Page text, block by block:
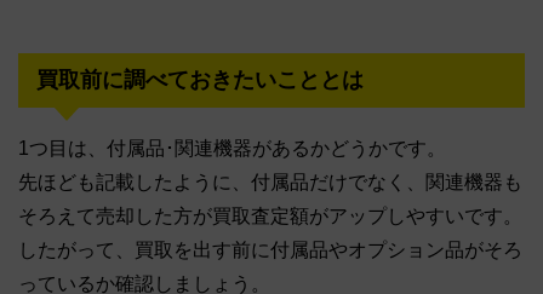
買取前に調べておきたいこととは
1つ目は、付属品･関連機器があるかどうかです。
先ほども記載したように、付属品だけでなく、関連機器も
そろえて売却した方が買取査定額がアップしやすいです。
したがって、買取を出す前に付属品やオプション品がそろ
っているか確認しましょう。